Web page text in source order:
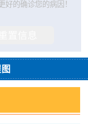
的确诊您的病因！